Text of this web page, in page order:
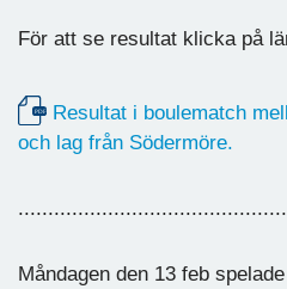
För att se resultat klicka på
Resultat i boulematch
och lag från Södermöre.
Måndagen den 13 feb